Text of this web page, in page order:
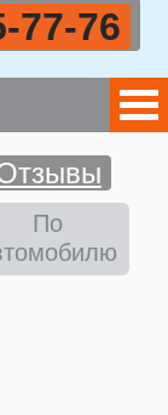
77-76
По